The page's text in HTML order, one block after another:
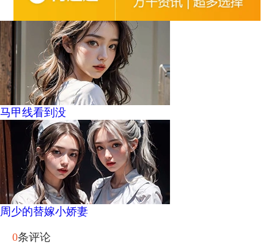
马甲线看到没
周少的替嫁小娇妻
0条评论